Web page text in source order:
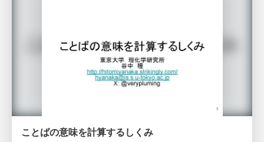
ことばの意味を計算するしくみ